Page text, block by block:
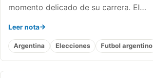
momento delicado de su carrera. El…
Leer nota
Argentina Elecciones Futbol argentino